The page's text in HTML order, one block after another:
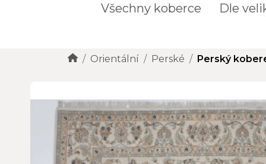
Všechny koberce Dle
Orientální Perské Perský